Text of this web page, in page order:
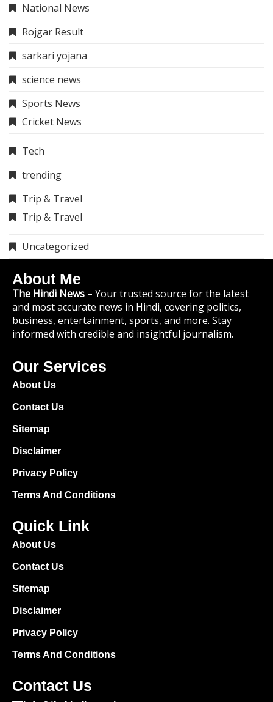
National News
Rojgar Result
sarkari yojana
science news
Sports News
Cricket News
Tech
trending
Trip & Travel
Trip & Travel
Uncategorized
About Me
The Hindi News – Your trusted source for the latest
and most accurate news in Hindi, covering politics,
business, entertainment, sports, and more. Stay
informed with credible and insightful journalism.
Our Services
About Us
Contact Us
Sitemap
Disclaimer
Privacy Policy
Terms And Conditions
Quick Link
About Us
Contact Us
Sitemap
Disclaimer
Privacy Policy
Terms And Conditions
Contact Us